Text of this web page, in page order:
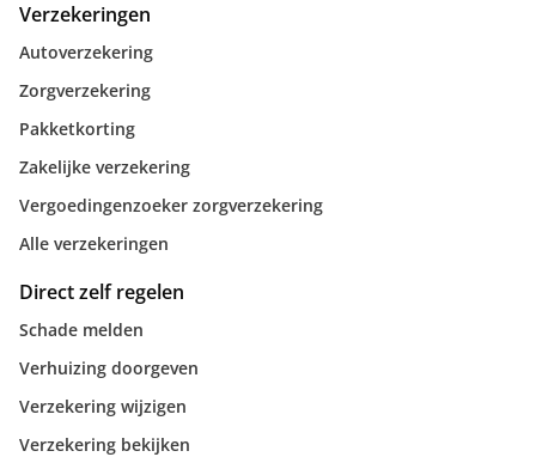
Verzekeringen
Autoverzekering
Zorgverzekering
Pakketkorting
Zakelijke verzekering
Vergoedingenzoeker zorgverzekering
Alle verzekeringen
Direct zelf regelen
Schade melden
Verhuizing doorgeven
Verzekering wijzigen
Verzekering bekijken